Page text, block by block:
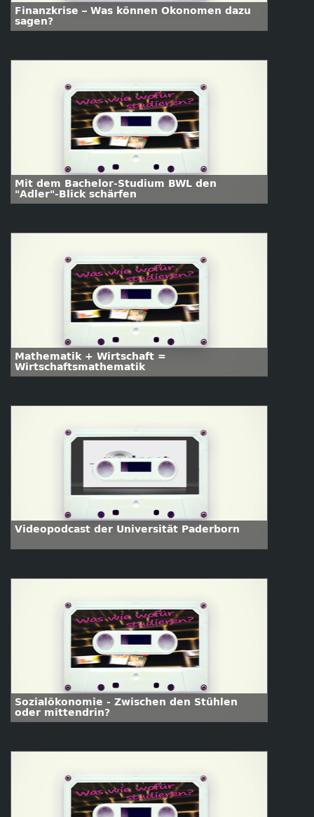
Finanzkrise – Was können Ökonomen dazu
sagen?
Mit dem Bachelor-Studium BWL den
"Adler"-Blick schärfen
Mathematik + Wirtschaft =
Wirtschaftsmathematik
Videopodcast der Universität Paderborn
Sozialökonomie - Zwischen den Stühlen
oder mittendrin?